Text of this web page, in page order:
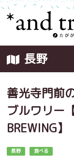
長野
善光寺門前
ブルワリー
BREWING】
長野 食べる